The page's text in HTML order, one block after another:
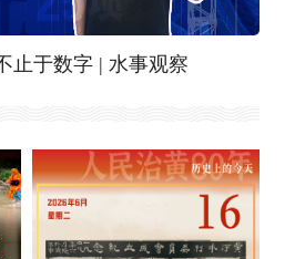
止于数字 | 水事观察